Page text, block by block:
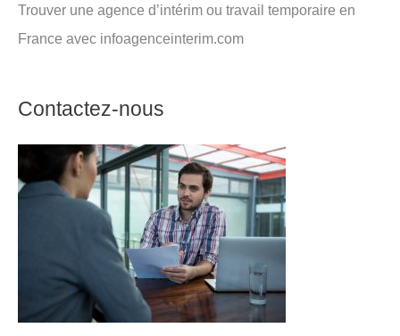
Trouver une agence d’intérim ou travail temporaire en
France avec infoagenceinterim.com
Contactez-nous